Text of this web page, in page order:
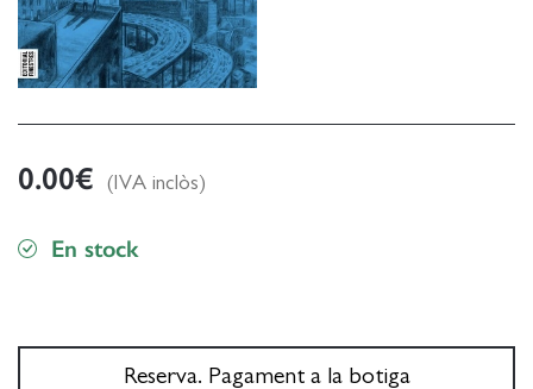
0.00€ (IVA inclòs)
En stock
Reserva. Pagament a la botiga